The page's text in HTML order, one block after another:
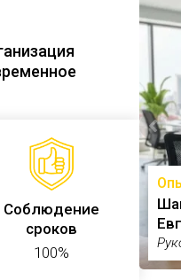
Соблюдение
сроков
100%